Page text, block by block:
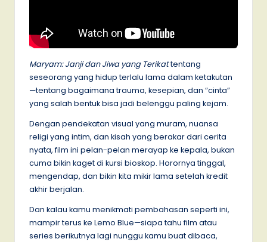
Maryam: Janji dan Jiwa yang Terikattentang
seseorang yang hidup terlalu lama dalam ketakutan
—tentang bagaimana trauma, kesepian, dan “cinta”
yang salah bentuk bisa jadi belenggu paling kejam.
Dengan pendekatan visual yang muram, nuansa
religi yang intim, dan kisah yang berakar dari cerita
nyata, film ini pelan-pelan merayap ke kepala, bukan
cuma bikin kaget di kursi bioskop. Horornya tinggal,
mengendap, dan bikin kita mikir lama setelah kredit
akhir berjalan.
Dan kalau kamu menikmati pembahasan seperti ini,
mampir terus ke Lemo Blue—siapa tahu film atau
series berikutnya lagi nunggu kamu buat dibaca,